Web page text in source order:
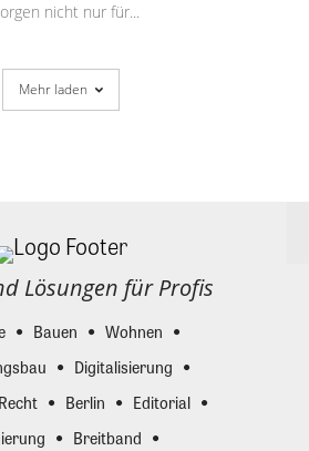
nicht nur für...
Mehr laden
Lösungen für Profis
Bauen
Wohnen
Digitalisierung
Recht Berlin
Editorial
Breitband